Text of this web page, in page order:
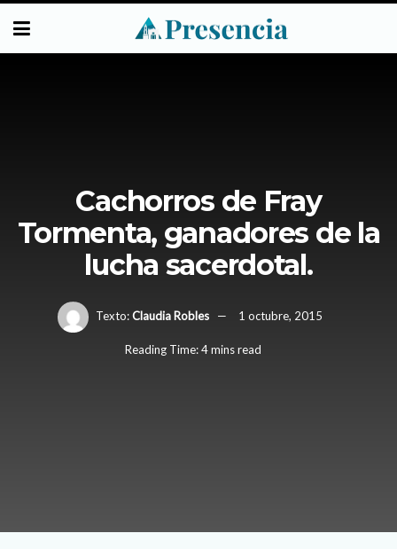
Cachorros de Fray
Tormenta, ganadores de la
lucha sacerdotal.
Texto:Claudia Robles 1 octubre, 2015
Reading Time: 4 mins read